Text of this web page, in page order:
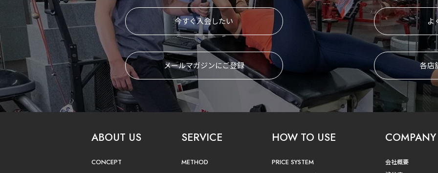
今すぐ入会したい
メールマガジンにご登録
よ
各店
ABOUT US
CONCEPT
SERVICE
METHOD
HOW TO USE
PRICE SYSTEM
COMPANY
会社概要